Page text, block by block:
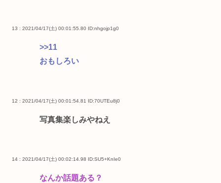
13 : 2021/04/17(土) 00:01:55.80 ID:nhgojp1g0
>>11
おもしろい
12 : 2021/04/17(土) 00:01:54.81 ID:70UTEu8j0
写真集楽しみやねえ
14 : 2021/04/17(土) 00:02:14.98 ID:SU5+KnIe0
なんか話題ある？